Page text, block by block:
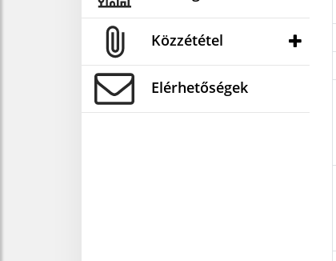
Közzététel
Elérhetőségek